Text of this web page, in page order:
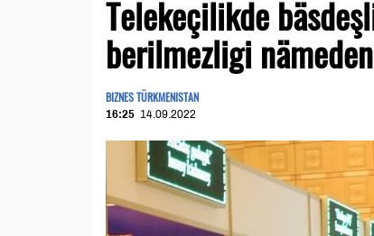
Telekeçilikde
berilmezligi
BIZNES TÜRKMENISTAN
16:25 14.09.2022